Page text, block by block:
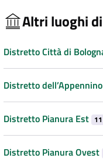
Altri luoghi
Distretto Città di
Distretto
Distretto Pianura Est 11
Distretto Pianura Ovest